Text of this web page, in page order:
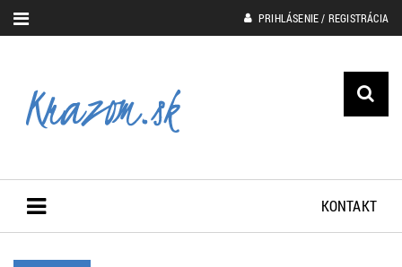
PRIHLÁSENIE / REGISTRÁCIA
KONTAKT